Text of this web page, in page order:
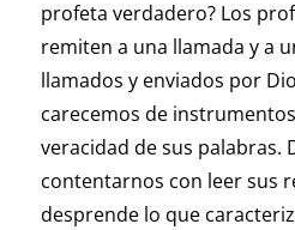
profeta verdadero? Los
remiten a una llamada y a
llamados y enviados por
carecemos de
veracidad de sus palabras.
contentarnos con leer sus
desprende lo que